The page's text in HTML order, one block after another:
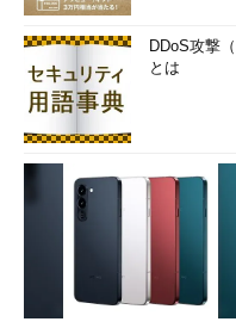
DDoS攻撃
とは